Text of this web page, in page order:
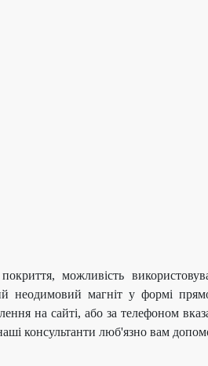
можливість
неодимовий магніт у формі
на сайті, або за телефоном
консультанти люб'язно вам